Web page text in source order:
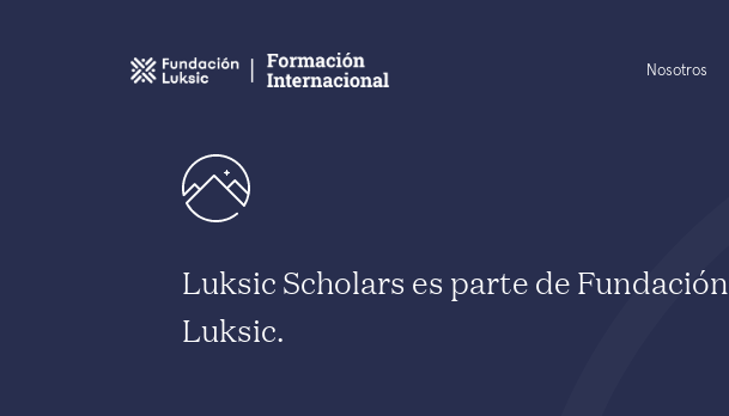
Nosotros
Luksic Scholars es parte de Fundación
Luksic.